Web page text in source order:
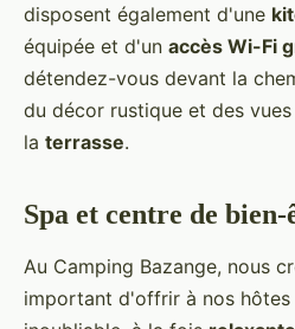
disposent également d'une
équipée et d'un accès Wi-Fi
détendez-vous devant la
du décor rustique et des
la terrasse.
Spa et centre de bien-
Au Camping Bazange, nous
important d'offrir à nos hôtes